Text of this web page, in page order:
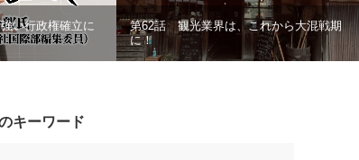
い行政権確立に
第62話 観光業界は、これから大混戦期
に！
キーワード